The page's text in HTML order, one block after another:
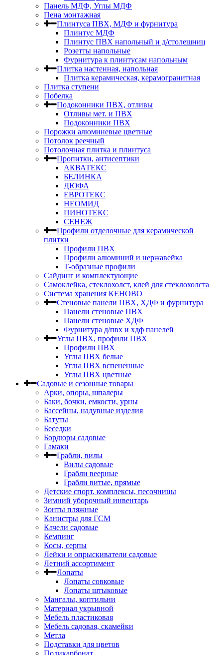
Панель МДФ, Углы МДФ
Пена монтажная
Плинтуса ПВХ, МДФ и фурнитура
Плинтус МДФ
Плинтус ПВХ напольный и д/столешниц
Розетты напольные
Фурнитура к плинтусам напольным
Плитка настенная, напольная
Плитка керамическая, керамогранитная
Плитка ступени
Побелка
Подоконники ПВХ, отливы
Отливы мет. и ПВХ
Подоконники ПВХ
Порожки алюминевые цветные
Потолок реечный
Потолочная плитка и плинтуса
Пропитки, антисептики
АКВАТЕКС
БЕЛИНКА
ДЮФА
ЕВРОТЕКС
НЕОМИД
ПИНОТЕКС
СЕНЕЖ
Профили отделочные для керамической
плитки
Профили ПВХ
Профили алюминий и нержавейка
Т-образные профили
Сайдинг и комплектующие
Самоклейка, стеклохолст, клей для стеклохолста
Система хранения КЕНОВО
Стеновые панели ПВХ, ХДФ и фурнитура
Панели стеновые ПВХ
Панели стеновые ХДФ
Фурнитура д/пвх и хдф панелей
Углы ПВХ, профили ПВХ
Профили ПВХ
Углы ПВХ белые
Углы ПВХ вспененные
Углы ПВХ цветные
Садовые и сезонные товары
Арки, опоры, шпалеры
Баки, бочки, емкости, урны
Бассейны, надувные изделия
Батуты
Беседки
Бордюры садовые
Гамаки
Грабли, вилы
Вилы садовые
Грабли веерные
Грабли витые, прямые
Детские спорт. комплексы, песочницы
Зимний уборочный инвентарь
Зонты пляжные
Канистры для ГСМ
Качели садовые
Кемпинг
Косы, серпы
Лейки и опрыскиватели садовые
Летний ассортимент
Лопаты
Лопаты совковые
Лопаты штыковые
Мангалы, коптильни
Материал укрывной
Мебель пластиковая
Мебель садовая, скамейки
Метла
Подставки для цветов
Поликарбонат